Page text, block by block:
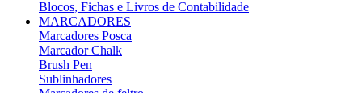
Blocos, Fichas e Livros de Contabilidade
MARCADORES
Marcadores Posca
Marcador Chalk
Brush Pen
Sublinhadores